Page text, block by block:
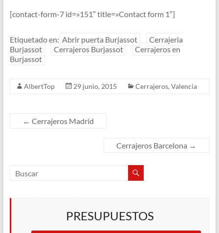
[contact-form-7 id=»151″ title=»Contact form 1″]
Etiquetado en: Abrir puerta Burjassot
Cerrajeria
Burjassot
Cerrajeros Burjassot
Cerrajeros en
Burjassot
AlbertTop 29 junio, 2015 Cerrajeros,Valencia
← Cerrajeros Madrid
Cerrajeros Barcelona →
PRESUPUESTOS